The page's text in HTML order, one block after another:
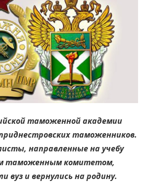
вернулись
на
родину,
таможенной академии
таможенников.
направленные на учебу
таможенным комитетом,
вуз и вернулись на родину.